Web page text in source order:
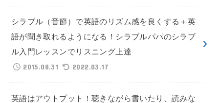
シラブル（音節）で英語のリズム感を良くする＋英
語が聞き取れるようになる！シラブルパパのシラブ
ル入門レッスンでリスニング上達
2015.08.31
2022.03.17
英語はアウトプット！聴きながら書いたり、読みな